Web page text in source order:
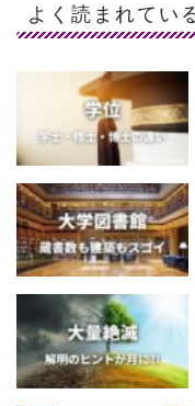
よく読まれてい